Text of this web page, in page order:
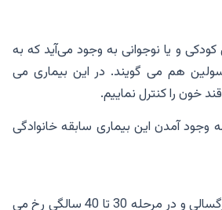
و یا نوجوانی به وجود می‌آید که به
هم می گویند. در این بیماری می
خون را کنترل نماییم.
آمدن این بیماری سابقه خانوادگی
این بیماری در سنین بزرگسالی و در مرحله 30 تا 40 سالگی رخ می